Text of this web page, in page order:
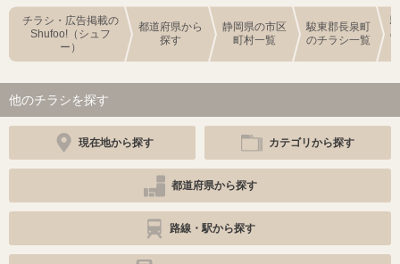
チラシ・広告掲載の
Shufoo!（シュフ
ー）
都道府県から
探す
静岡県の市区
町村一覧
駿東郡長泉町
のチラシ一覧
他のチラシを探す
現在地から探す カテゴリから探す
都道府県から探す
路線・駅から探す